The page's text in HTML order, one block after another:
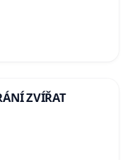
ZVÍŘAT